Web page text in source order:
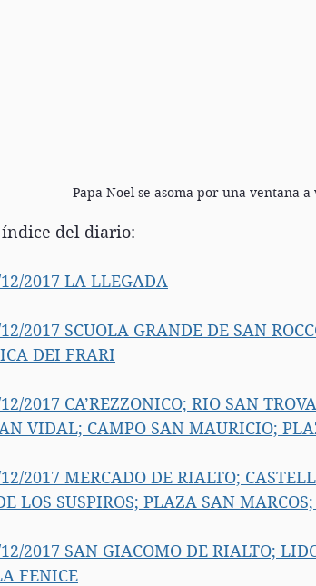
Papa Noel se asoma por una ventana
índice del diario:
2017 LA LLEGADA
2017 SCUOLA GRANDE DE SAN
DEI FRARI
2017 CA’REZZONICO; RIO SAN
VIDAL; CAMPO SAN MAURICIO;
2017 MERCADO DE RIALTO;
LOS SUSPIROS; PLAZA SAN MARCOS;
2017 SAN GIACOMO DE RIALTO;
FENICE